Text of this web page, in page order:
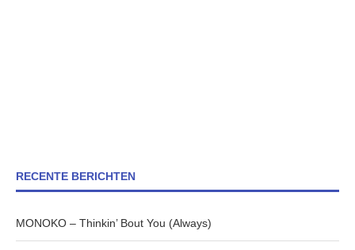
RECENTE BERICHTEN
MONOKO – Thinkin’ Bout You (Always)